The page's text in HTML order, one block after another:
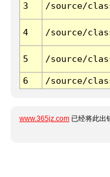
3 /source/
4 /source/
5 /source/
6 /source/
www.365jz.com 已经将此出